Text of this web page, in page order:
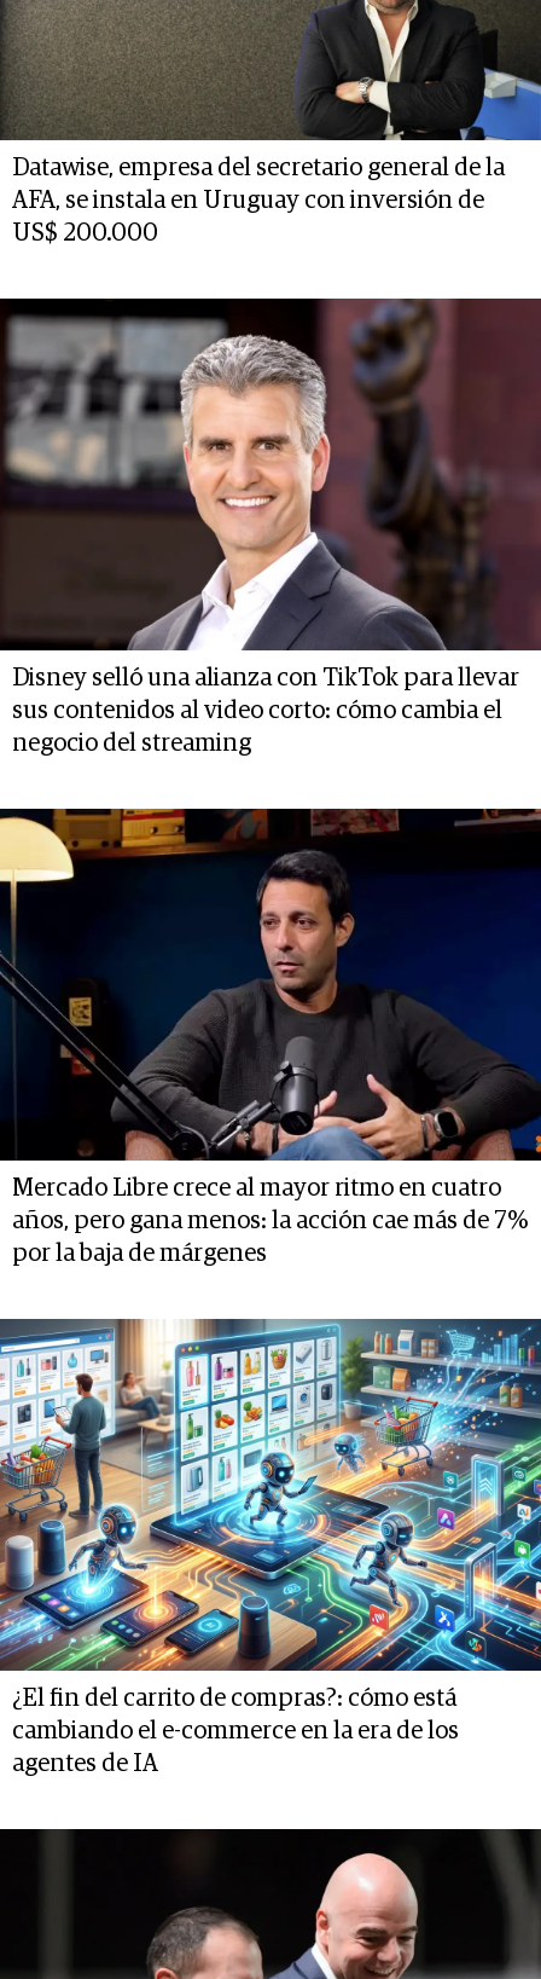
Datawise, empresa del secretario general de la
AFA, se instala en Uruguay con inversión de
US$ 200.000
Disney selló una alianza con TikTok para llevar
sus contenidos al video corto: cómo cambia el
negocio del streaming
Mercado Libre crece al mayor ritmo en cuatro
años, pero gana menos: la acción cae más de 7%
por la baja de márgenes
¿El fin del carrito de compras?: cómo está
cambiando el e-commerce en la era de los
agentes de IA